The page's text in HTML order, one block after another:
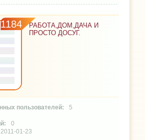
1184
РАБОТА,ДОМ,ДАЧА И
ПРОСТО ДОСУГ.
5
0
2011-01-23